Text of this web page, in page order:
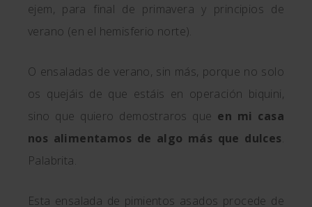
ejem, para final de primavera y principios de
verano (en el hemisferio norte).
O ensaladas de verano, sin más, porque no solo
os quejáis de que estáis en operación biquini,
sino que quiero demostraros que en mi casa
nos alimentamos de algo más que dulces.
Palabrita.
Esta ensalada de pimientos asados procede de